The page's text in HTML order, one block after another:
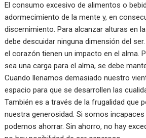
El consumo excesivo de alimentos o
adormecimiento de la mente y, en
discernimiento. Para alcanzar alturas en
debe descuidar ninguna dimensión del
el corazón tienen un impacto en el alma.
sea una carga para el alma, se debe
Cuando llenamos demasiado nuestro
espacio para que se desarrollen las
También es a través de la frugalidad que
nuestra generosidad. Si somos
podemos ahorrar. Sin ahorro, no hay